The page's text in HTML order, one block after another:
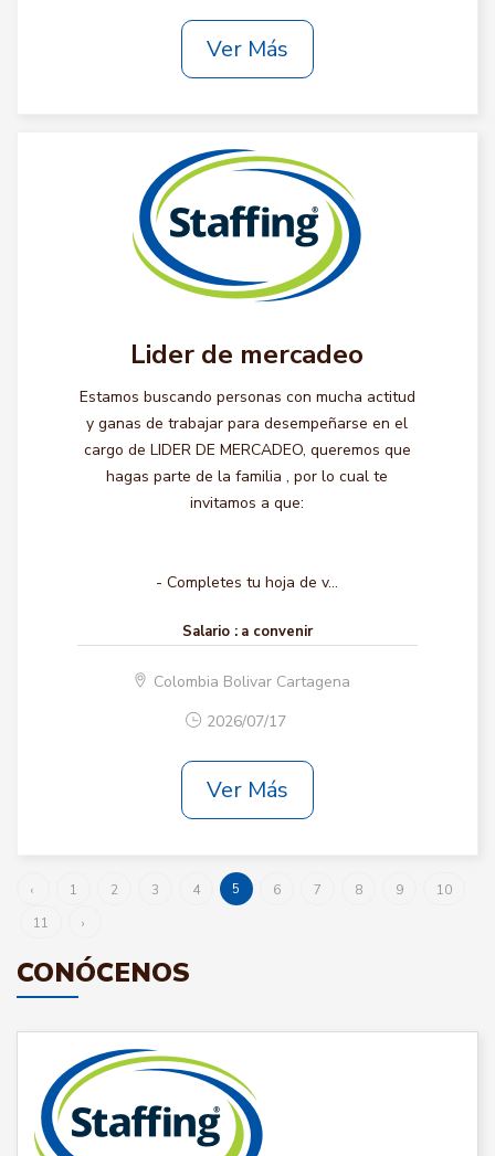
Ver Más
Lider de mercadeo
Estamos buscando personas con mucha actitud
y ganas de trabajar para desempeñarse en el
cargo de LIDER DE MERCADEO, queremos que
hagas parte de la familia , por lo cual te
invitamos a que:
- Completes tu hoja de v...
Salario : a convenir
Colombia Bolivar Cartagena
2026/07/17
Ver Más
‹ 1 2 3 4 5 6 7 8 9
10
11
›
CONÓCENOS